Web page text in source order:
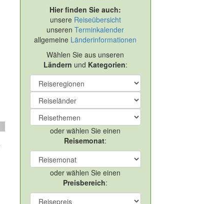
Hier finden Sie auch:
unsere Reiseübersicht
unserenTerminkalender
allgemeine Länderinformationen
Wählen Sie aus unseren
Ländern und Kategorien:
oder wählen Sie einen
Reisemonat:
oder wählen Sie einen
Preisbereich: